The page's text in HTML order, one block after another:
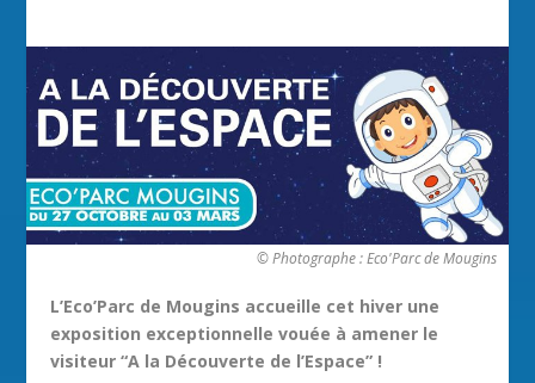
© Photographe : Eco'Parc de Mougins
L’Eco’Parc de Mougins accueille cet hiver une
exposition exceptionnelle vouée à amener le
visiteur “A la Découverte de l’Espace” !